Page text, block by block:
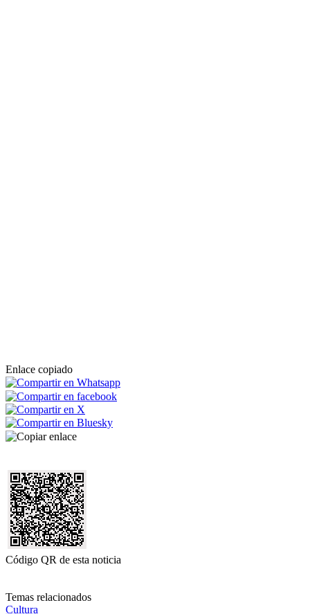
Enlace copiado
Código QR de esta noticia
Temas relacionados
Cultura